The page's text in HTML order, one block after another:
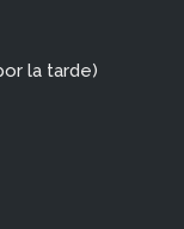
la tarde)